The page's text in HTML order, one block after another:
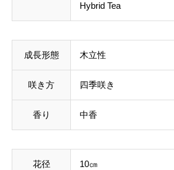
個
Hybrid Tea
成長形態 木立性
咲き方 四季咲き
香り 中香
花径 10㎝